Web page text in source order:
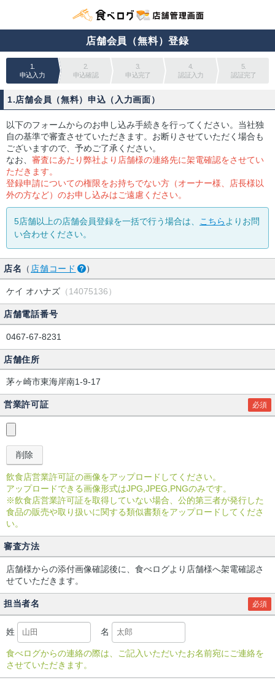
店舗会員（無料）登録
1.
申込入力
2.
申込確認
3.
申込完了
4.
認証入力
5.
認証完了
1.店舗会員（無料）申込（入力画面）
以下のフォームからのお申し込み手続きを行ってください。当社独
自の基準で審査させていただきます。お断りさせていただく場合も
ございますので、予めご了承ください。
なお、 審査にあたり弊社より店舗様の連絡先に架電確認をさせてい
ただきます。
登録申請についての権限をお持ちでない方（オーナー様、店長様以
外の方など）のお申し込みはご遠慮ください。
5店舗以上の店舗会員登録を一括で行う場合は、 こちら よりお問
い合わせください。
店名 （ 店舗コード ）
ケイ オハナズ （14075136）
店舗電話番号
0467-67-8231
店舗住所
茅ヶ崎市東海岸南1-9-17
営業許可証 必須
飲食店営業許可証の画像をアップロードしてください。
アップロードできる画像形式はJPG,JPEG,PNGのみです。
※飲食店営業許可証を取得していない場合、公的第三者が発行した
食品の販売や取り扱いに関する類似書類をアップロードしてくださ
い。
審査方法
店舗様からの添付画像確認後に、食べログより店舗様へ架電確認さ
せていただきます。
担当者名 必須
姓 名
食べログからの連絡の際は、ご記入いただいたお名前宛にご連絡を
させていただきます。